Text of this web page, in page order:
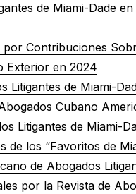
de Miami-Dade en
Contribuciones
Exterior en 2024
Litigantes de Miami-
Cubano
Litigantes de Miami-
de los “Favoritos de
de Abogados
por la Revista de